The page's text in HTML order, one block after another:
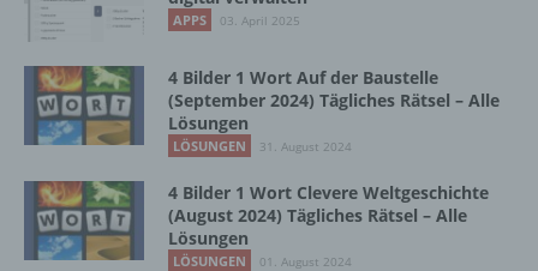
APPS 03. April 2025
4 Bilder 1 Wort Auf der Baustelle
(September 2024) Tägliches Rätsel – Alle
Lösungen
LÖSUNGEN 31. August 2024
4 Bilder 1 Wort Clevere Weltgeschichte
(August 2024) Tägliches Rätsel – Alle
Lösungen
LÖSUNGEN 01. August 2024
Zusammenhang mit personenbezogenen
Organisation, das Ordnen, die Speicherung,
die Anpassung oder Veränderung, das
Auslesen, das Abfragen, die Verwendung,
die Offenlegung durch Übermittlung,
Bereitstellung, den Abgleich oder die
Verknüpfung, die Einschränkung, das
Löschen oder die Vernichtung.